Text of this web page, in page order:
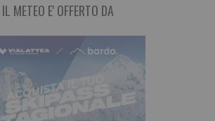
IL METEO E' OFFERTO DA